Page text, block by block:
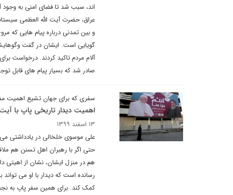
اند، سبب شد تا فضای امنی به
عراق، حضرت آیت الله العظمی
و بین تمدنی درباره پیام هایی که
گویایی است. ایشان در گفت
آلام مردم تاکید کردند. درخواست
صادر شد که بسیار پیام های قابل
سفری که برای جهان تشیع اهمیت
اهمیت دیدار تاریخی پاپ با
۱۳ اسفند ۱۳۹۹
علی موسوی خلخالی در یادداشتی می
حتی اگر با رهبران اهل تسنن هم
هم در منزل ایشان، نشان از اهیتی
رسانده است که دیدار با او می
کمک کند. برای همین سفر پاپ به نجف